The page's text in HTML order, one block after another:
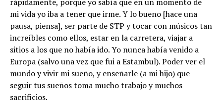
mi vida yo iba a tener que irme. Y lo bueno [hace una
pausa, piensa], ser parte de STP y tocar con músicos tan
increíbles como ellos, estar en la carretera, viajar a
sitios a los que no había ido. Yo nunca había venido a
Europa (salvo una vez que fui a Estambul). Poder ver el
mundo y vivir mi sueño, y enseñarle (a mi hijo) que
seguir tus sueños toma mucho trabajo y muchos
sacrificios.